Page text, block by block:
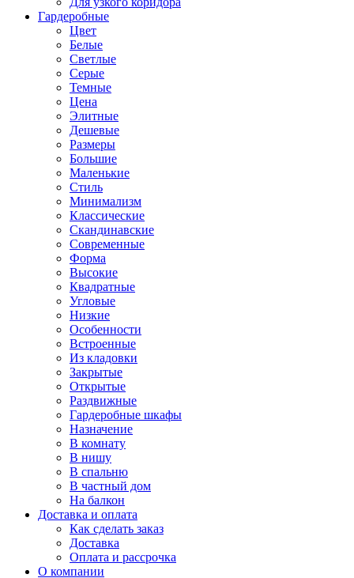
Гардеробные
Цвет
Белые
Светлые
Серые
Темные
Цена
Элитные
Дешевые
Размеры
Большие
Маленькие
Стиль
Минимализм
Классические
Скандинавские
Современные
Форма
Высокие
Квадратные
Угловые
Низкие
Особенности
Встроенные
Из кладовки
Закрытые
Открытые
Раздвижные
Гардеробные шкафы
Назначение
В комнату
В нишу
В спальню
В частный дом
На балкон
Доставка и оплата
Как сделать заказ
Доставка
Оплата и рассрочка
О компании